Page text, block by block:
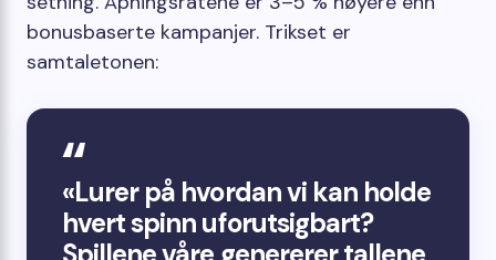
bonusbaserte kampanjer. Trikset er
samtaletonen:
«Lurer på hvordan vi kan holde
hvert spinn uforutsigbart?